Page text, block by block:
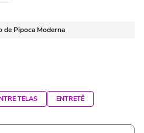
de Pipoca Moderna
TELAS ENTRETÊ